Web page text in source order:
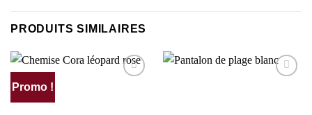
PRODUITS SIMILAIRES
Promo !